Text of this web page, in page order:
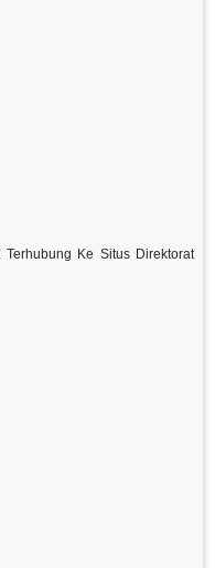
Ke Situs Direktorat